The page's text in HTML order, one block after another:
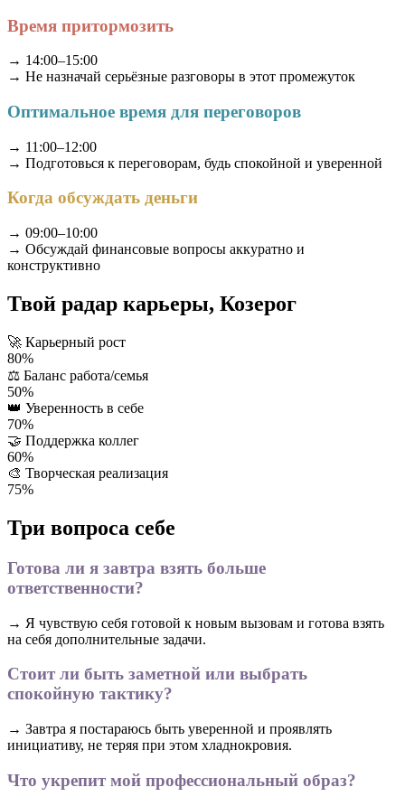
Время притормозить
→ 14:00–15:00
→ Не назначай серьёзные разговоры в этот промежуток
Оптимальное время для переговоров
→ 11:00–12:00
→ Подготовься к переговорам, будь спокойной и уверенной
Когда обсуждать деньги
→ 09:00–10:00
→ Обсуждай финансовые вопросы аккуратно и
конструктивно
Твой радар карьеры, Козерог
🚀 Карьерный рост
80%
⚖️ Баланс работа/семья
50%
👑 Уверенность в себе
70%
🤝 Поддержка коллег
60%
🎨 Творческая реализация
75%
Три вопроса себе
Готова ли я завтра взять больше
ответственности?
→ Я чувствую себя готовой к новым вызовам и готова взять
на себя дополнительные задачи.
Стоит ли быть заметной или выбрать
спокойную тактику?
→ Завтра я постараюсь быть уверенной и проявлять
инициативу, не теряя при этом хладнокровия.
Что укрепит мой профессиональный образ?